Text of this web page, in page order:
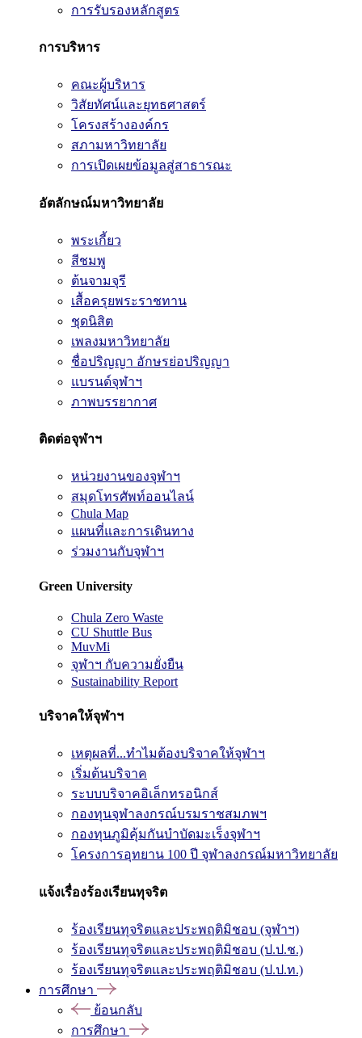
การรับรองหลักสูตร
การบริหาร
คณะผู้บริหาร
วิสัยทัศน์และยุทธศาสตร์
โครงสร้างองค์กร
สภามหาวิทยาลัย
การเปิดเผยข้อมูลสู่สาธารณะ
อัตลักษณ์มหาวิทยาลัย
พระเกี้ยว
สีชมพู
ต้นจามจุรี
เสื้อครุยพระราชทาน
ชุดนิสิต
เพลงมหาวิทยาลัย
ชื่อปริญญา อักษรย่อปริญญา
แบรนด์จุฬาฯ
ภาพบรรยากาศ
ติดต่อจุฬาฯ
หน่วยงานของจุฬาฯ
สมุดโทรศัพท์ออนไลน์
Chula Map
แผนที่และการเดินทาง
ร่วมงานกับจุฬาฯ
Green University
Chula Zero Waste
CU Shuttle Bus
MuvMi
จุฬาฯ กับความยั่งยืน
Sustainability Report
บริจาคให้จุฬาฯ
เหตุผลที่...ทำไมต้องบริจาคให้จุฬาฯ
เริ่มต้นบริจาค
ระบบบริจาคอิเล็กทรอนิกส์
กองทุนจุฬาลงกรณ์บรมราชสมภพฯ
กองทุนภูมิคุ้มกันบำบัดมะเร็งจุฬาฯ
โครงการอุทยาน 100 ปี จุฬาลงกรณ์มหาวิทยาลัย
แจ้งเรื่องร้องเรียนทุจริต
ร้องเรียนทุจริตและประพฤติมิชอบ (จุฬาฯ)
ร้องเรียนทุจริตและประพฤติมิชอบ (ป.ป.ช.)
ร้องเรียนทุจริตและประพฤติมิชอบ (ป.ป.ท.)
การศึกษา
ย้อนกลับ
การศึกษา